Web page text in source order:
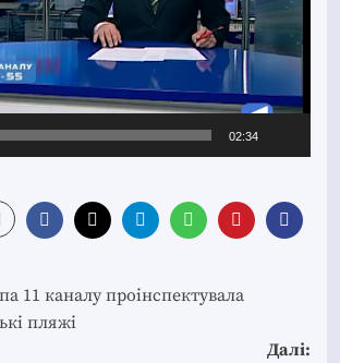
02:34
11 каналу проінспектувала
пляжі
Далі: